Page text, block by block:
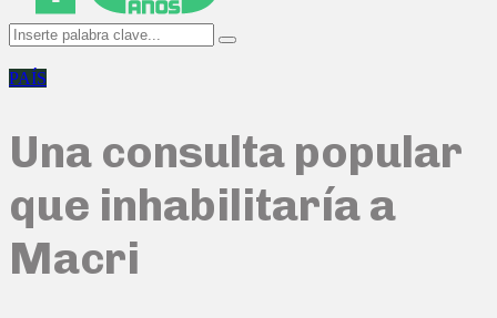
Search
for:
Search
PAÍS
Una consulta popular
que inhabilitaría a
Macri